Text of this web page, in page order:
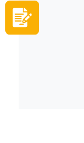
سجل الآن